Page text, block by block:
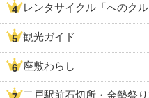
レンタサイクル「へのク
観光ガイド
座敷わらし
二戸駅前石切所・金勢祭